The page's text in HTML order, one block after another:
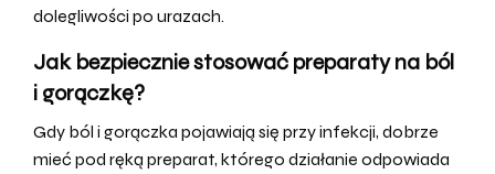
dolegliwości po urazach.
Jak bezpiecznie stosować preparaty na ból
i gorączkę?
Gdy ból i gorączka pojawiają się przy infekcji, dobrze
mieć pod ręką preparat, którego działanie odpowiada